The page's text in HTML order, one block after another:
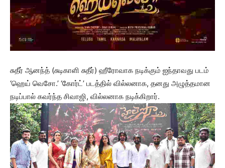
சுதீர் ஆனந்த் (சுடிகாளி சுதீர்) ஹீரோவாக நடிக்கும் ஐந்தாவது படம்
‘ஹெய் வெசோ.’ ‘கோர்ட்’ படத்தில் வில்லனாக, தனது அழுத்தமான
நடிப்பால் கவர்ந்த சிவாஜி, வில்லனாக நடிக்கிறார்.